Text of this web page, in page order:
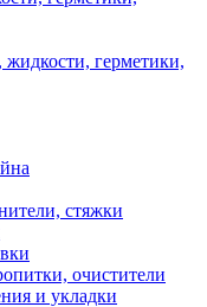
герметики,
стяжки
очистители
и укладки